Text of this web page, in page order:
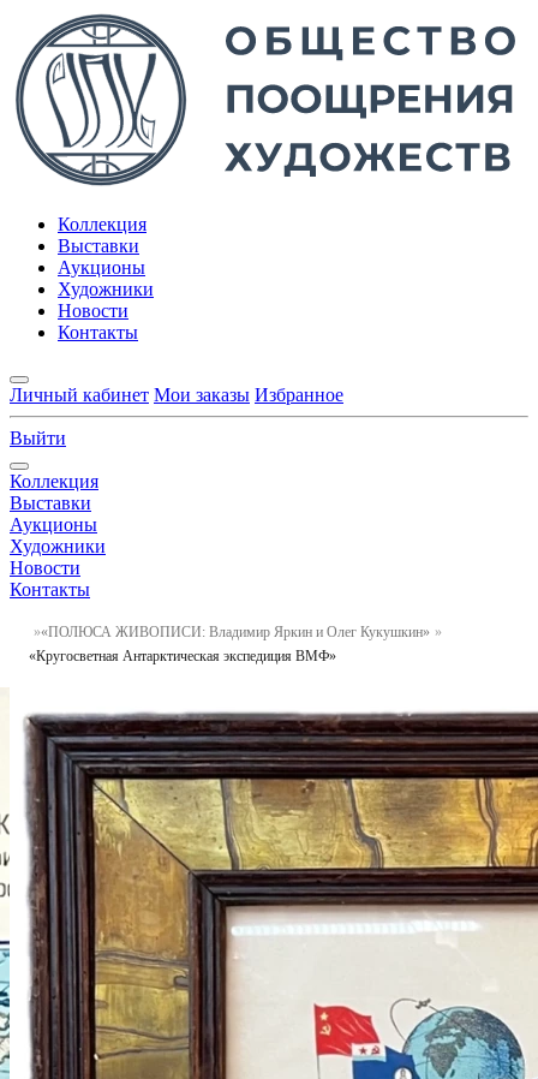
Коллекция
Выставки
Аукционы
Художники
Новости
Контакты
Личный кабинет Мои заказы Избранное
Выйти
Коллекция
Выставки
Аукционы
Художники
Новости
Контакты
«ПОЛЮСА ЖИВОПИСИ: Владимир Яркин и Олег Кукушкин»
«Кругосветная Антарктическая экспедиция ВМФ»